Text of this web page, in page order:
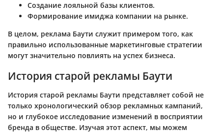
Создание лояльной базы клиентов.
Формирование имиджа компании на рынке.
В целом, реклама Баути служит примером того, как
правильно использованные маркетинговые стратегии
могут значительно повлиять на успех бизнеса.
История старой рекламы Баути
История старой рекламы Баути представляет собой не
только хронологический обзор рекламных кампаний,
но и глубокое исследование изменений в восприятии
бренда в обществе. Изучая этот аспект, мы можем